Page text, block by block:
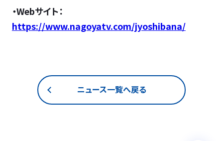
・Webサイト：
https://www.nagoyatv.com/jyoshibana/
ニュース一覧へ戻る